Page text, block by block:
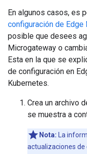
En algunos casos, es
configuración de Edge
posible que desees
Microgateway o
Esta en la que se
de configuración en
Kubernetes.
Crea un archivo
se muestra a
Nota: La
actualizaciones de